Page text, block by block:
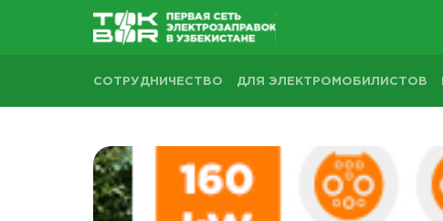
СОТРУДНИЧЕСТВО ДЛЯ ЭЛЕКТРОМОБИЛИСТОВ